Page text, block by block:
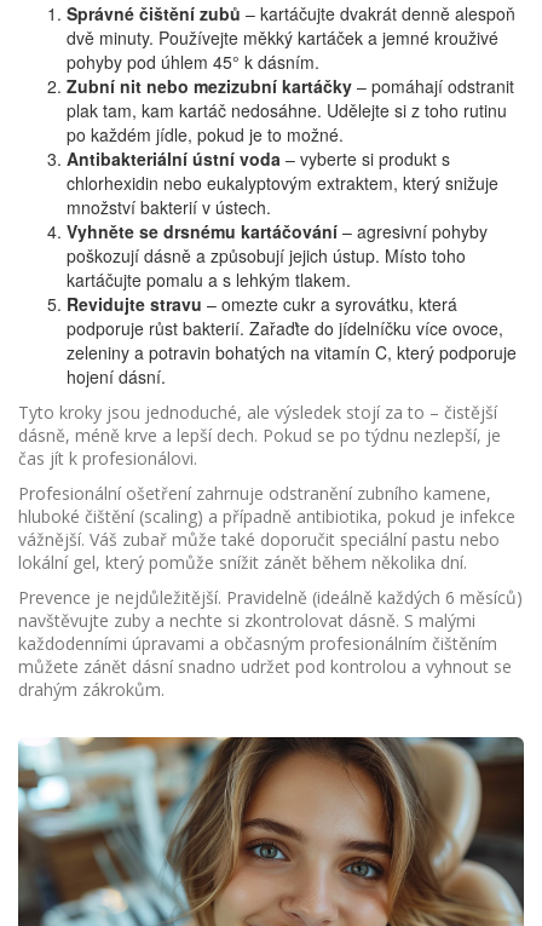
Správné čištění zubů – kartáčujte dvakrát denně alespoň
dvě minuty. Používejte měkký kartáček a jemné krouživé
pohyby pod úhlem 45° k dásním.
Zubní nit nebo mezizubní kartáčky – pomáhají odstranit
plak tam, kam kartáč nedosáhne. Udělejte si z toho rutinu
po každém jídle, pokud je to možné.
Antibakteriální ústní voda – vyberte si produkt s
chlorhexidin nebo eukalyptovým extraktem, který snižuje
množství bakterií v ústech.
Vyhněte se drsnému kartáčování – agresivní pohyby
poškozují dásně a způsobují jejich ústup. Místo toho
kartáčujte pomalu a s lehkým tlakem.
Revidujte stravu – omezte cukr a syrovátku, která
podporuje růst bakterií. Zařaďte do jídelníčku více ovoce,
zeleniny a potravin bohatých na vitamín C, který podporuje
hojení dásní.
Tyto kroky jsou jednoduché, ale výsledek stojí za to – čistější
dásně, méně krve a lepší dech. Pokud se po týdnu nezlepší, je
čas jít k profesionálovi.
Profesionální ošetření zahrnuje odstranění zubního kamene,
hluboké čištění (scaling) a případně antibiotika, pokud je infekce
vážnější. Váš zubař může také doporučit speciální pastu nebo
lokální gel, který pomůže snížit zánět během několika dní.
Prevence je nejdůležitější. Pravidelně (ideálně každých 6 měsíců)
navštěvujte zuby a nechte si zkontrolovat dásně. S malými
každodenními úpravami a občasným profesionálním čištěním
můžete zánět dásní snadno udržet pod kontrolou a vyhnout se
drahým zákrokům.